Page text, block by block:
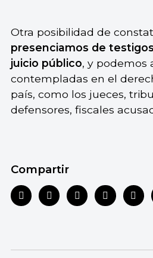
Otra posibilidad de
presenciamos de
juicio público, y podemos
contempladas en el
país, como los jueces,
defensores, fiscales
Compartir